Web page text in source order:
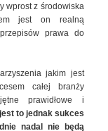
wprost z środowiska
jest on realną
prawa do
jakim jest
całej branży
prawidłowe i
to jednak sukces
nadal nie będą